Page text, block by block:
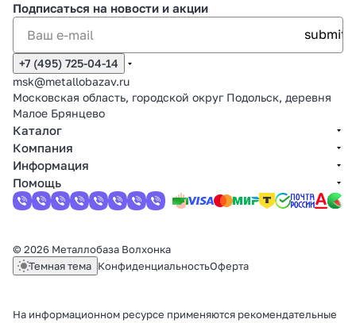
Подписаться на новости и акции
+7 (495) 725-04-14
msk@metallobazav.ru
Московская область, городской округ Подольск, деревня
Малое Брянцево
Каталог
Компания
Информация
Помощь
© 2026 Металлобаза Волхонка
Темная тема КонфиденциальностьОферта
На информационном ресурсе применяются рекомендательные